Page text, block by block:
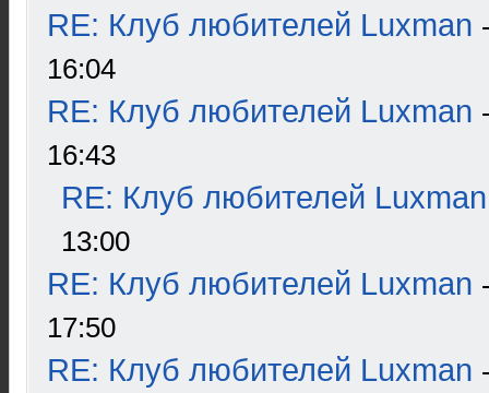
RE: Клуб любителей Luxman
16:04
RE: Клуб любителей Luxman
16:43
RE: Клуб любителей Luxman
13:00
RE: Клуб любителей Luxman
17:50
RE: Клуб любителей Luxman